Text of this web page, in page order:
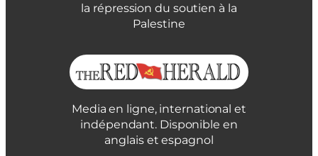
la répression du soutien à la
Palestine
Media en ligne, international et
indépendant. Disponible en
anglais et espagnol